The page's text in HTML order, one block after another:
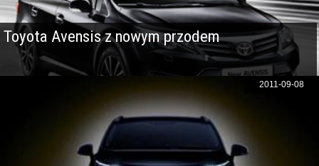
Toyota Avensis z nowym przodem
2011-09-08